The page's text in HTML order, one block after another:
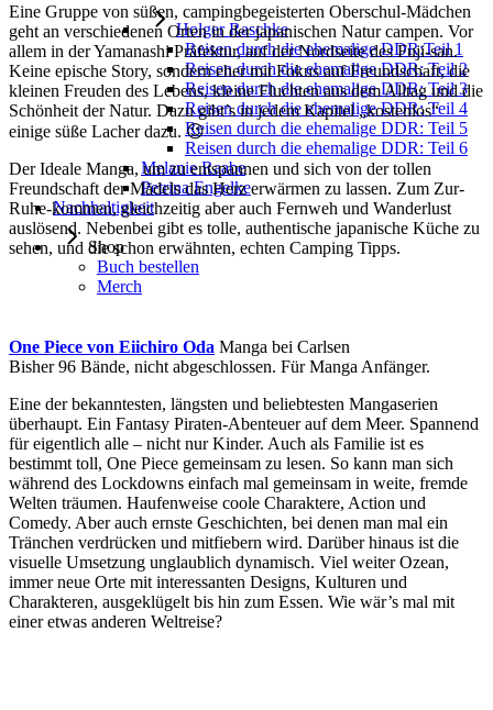
Holger Raschke
Reisen durch die ehemalige DDR:Teil 1
Reisen durch die ehemalige DDR: Teil 2
Reisen durch die ehemalige DDR: Teil 3
Reisen durch die ehemalige DDR: Teil 4
Reisen durch die ehemalige DDR: Teil 5
Reisen durch die ehemalige DDR: Teil 6
Melanie Raabe
Petrina Engelke
Nachhaltigkeit
Shop
Buch bestellen
Merch
Eine Gruppe von süßen, campingbegeisterten Oberschul-Mädchen
geht an verschiedenen Orten in der japanischen Natur campen. Vor
allem in der Yamanashi Präfektur, auf der Nordseite des Fuji-san.
Keine epische Story, sondern eher mit Fokus auf Freundschaft, die
kleinen Freuden des Lebens, kleine Fluchten aus dem Alltag und die
Schönheit der Natur. Dazu gibt’s in jedem Kapitel „kostenlos“
einige süße Lacher dazu. 😉
Der Ideale Manga, um zu entspannen und sich von der tollen
Freundschaft der Mädels das Herz erwärmen zu lassen. Zum Zur-
Ruhe-kommen, gleichzeitig aber auch Fernweh und Wanderlust
auslösend. Nebenbei gibt es tolle, authentische japanische Küche zu
sehen, und die schon erwähnten, echten Camping Tipps.
One Piece von Eiichiro Oda Manga bei Carlsen
Bisher 96 Bände, nicht abgeschlossen. Für Manga Anfänger.
Eine der bekanntesten, längsten und beliebtesten Mangaserien
überhaupt. Ein Fantasy Piraten-Abenteuer auf dem Meer. Spannend
für eigentlich alle – nicht nur Kinder. Auch als Familie ist es
bestimmt toll, One Piece gemeinsam zu lesen. So kann man sich
während des Lockdowns einfach mal gemeinsam in weite, fremde
Welten träumen. Haufenweise coole Charaktere, Action und
Comedy. Aber auch ernste Geschichten, bei denen man mal ein
Tränchen verdrücken und mitfiebern wird. Darüber hinaus ist die
visuelle Umsetzung unglaublich dynamisch. Viel weiter Ozean,
immer neue Orte mit interessanten Designs, Kulturen und
Charakteren, ausgeklügelt bis hin zum Essen. Wie wär’s mal mit
einer etwas anderen Weltreise?